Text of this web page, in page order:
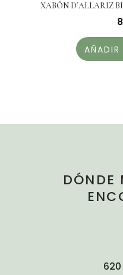
XABÓN D´ALLARIZ
DÓNDE